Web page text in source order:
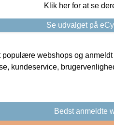
Klik her for at se
Se udvalget på
webshops og
kundeservice,
Bedst anmeldte